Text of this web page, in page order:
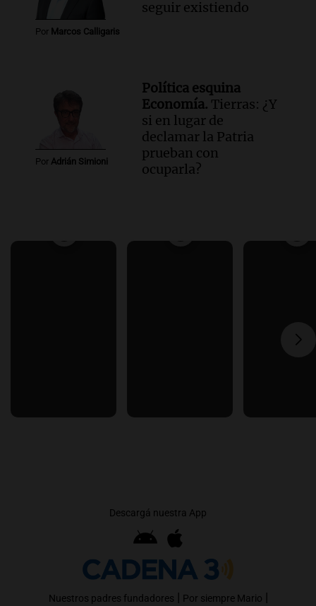
Por Marcos Calligaris
seguir existiendo
Por Adrián Simioni
Política esquina
Economía. Tierras: ¿Y
si en lugar de
declamar la Patria
prueban con
ocuparla?
Descargá nuestra App
Nuestros padres fundadores | Por siempre Mario |